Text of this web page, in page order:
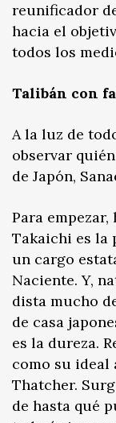
reunificador
hacia el
todos los
Talibán con
A la luz de
observar
de Japón,
Para
Takaichi es la
un cargo
Naciente. Y,
dista mucho
de casa
es la dureza.
como su ideal
Thatcher.
de hasta qué